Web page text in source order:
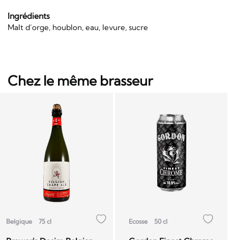
Ingrédients
Malt d’orge, houblon, eau, levure, sucre
Chez le même brasseur
Belgique 75 cl Ecosse 50 cl